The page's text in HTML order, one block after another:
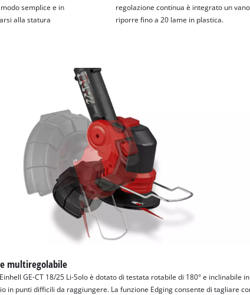
semplice e in
alla statura
regolazione continua è integrato un
riporre fino a 20 lame in plastica.
multiregolabile
GE-CT 18/25 Li-Solo è dotato di testata rotabile di 180° e inclinabile
in punti difficili da raggiungere. La funzione Edging consente di tagliare